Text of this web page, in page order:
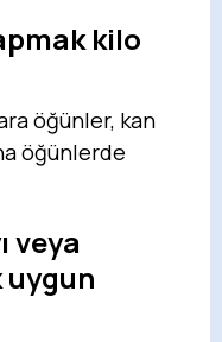
kilo
öğünler, kan
öğünlerde
veya
uygun